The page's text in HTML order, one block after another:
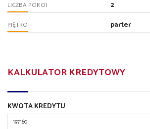
LICZBA POKOI 2
PIĘTRO parter
KALKULATOR KREDYTOWY
KWOTA KREDYTU